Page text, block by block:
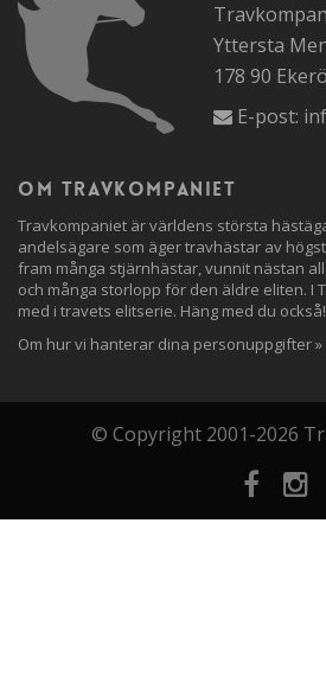
Yttersta
178 90 Ekerö
E-post:
Om travkompaniet
Travkompaniet är världens största
andelsägare som äger travhästar av
fram många stjärnhästar, vunnit nästan
och många storlopp för den äldre eliten. I
med i travets elitserie. Häng med du också!
Om hur vi hanterar dina personuppgifter »
© Copyright 2001-2026